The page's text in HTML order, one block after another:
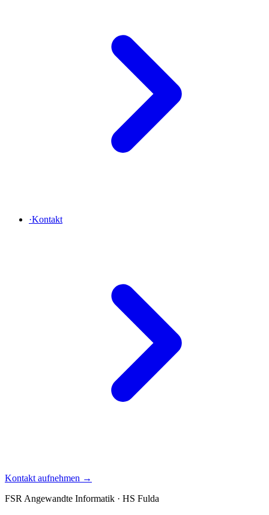
·Kontakt
Kontakt aufnehmen →
FSR Angewandte Informatik · HS Fulda